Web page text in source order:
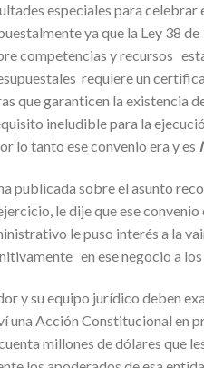
especiales para celebrar
ya que la Ley 38
competencias y recursos
requiere un
que garanticen la existencia
ineludible para la
lo tanto ese convenio era y es
publicada sobre el asunto
le dije que ese
le puso interés a la
en ese negocio a
y su equipo jurídico deben
una Acción Constitucional en
millones de dólares que